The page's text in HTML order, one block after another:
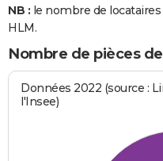
NB : le nombre de
HLM.
Nombre de pièces
Données 2022 (source :
l'Insee)